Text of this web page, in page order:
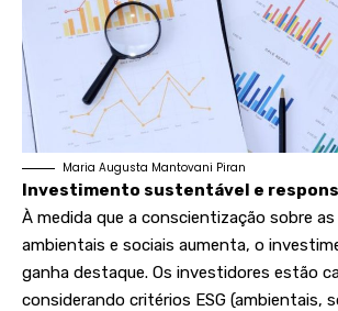
Maria Augusta Mantovani Piran
Investimento sustentável e
À medida que a conscientização sobre
ambientais e sociais aumenta, o
ganha destaque. Os investidores estão
considerando critérios ESG (ambientais,